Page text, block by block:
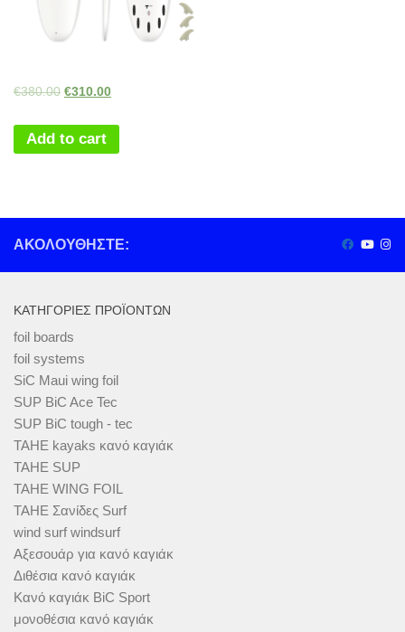
€380.00 €310.00
Add to cart
ΑΚΟΛΟΥΘΉΣΤΕ:
ΚΑΤΗΓΟΡΊΕΣ ΠΡΟΪΌΝΤΩΝ
foil boards
foil systems
SiC Maui wing foil
SUP BiC Ace Tec
SUP BiC tough - tec
TAHE kayaks κανό καγιάκ
TAHE SUP
TAHE WING FOIL
TAHE Σανίδες Surf
wind surf windsurf
Αξεσουάρ για κανό καγιάκ
Διθέσια κανό καγιάκ
Κανό καγιάκ BiC Sport
μονοθέσια κανό καγιάκ